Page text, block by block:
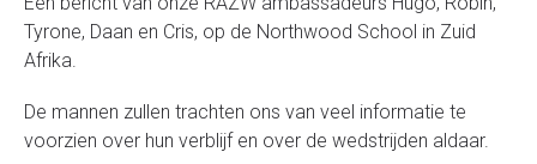
Tyrone, Daan en Cris, op de Northwood School in Zuid
Afrika.
De mannen zullen trachten ons van veel informatie te
voorzien over hun verblijf en over de wedstrijden aldaar.